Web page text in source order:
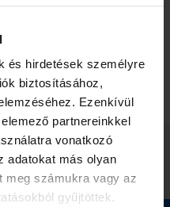
és hirdetések személyre
biztosításához,
Ezenkívül
partnereinkkel
vonatkozó
adatokat más olyan
meg számukra vagy az
gyűjtöttek.
RENDELET
– interjú Farkas